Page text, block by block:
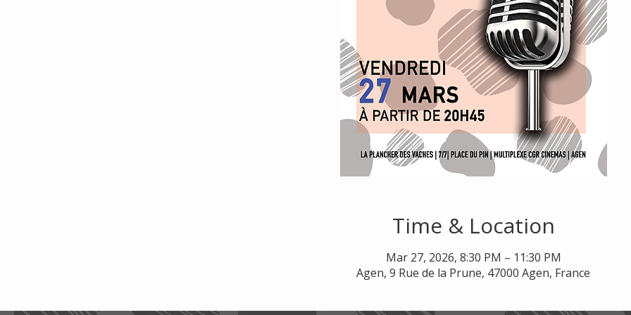
Time & Location
Mar 27, 2026, 8:30 PM – 11:30 PM
Agen, 9 Rue de la Prune, 47000 Agen, France